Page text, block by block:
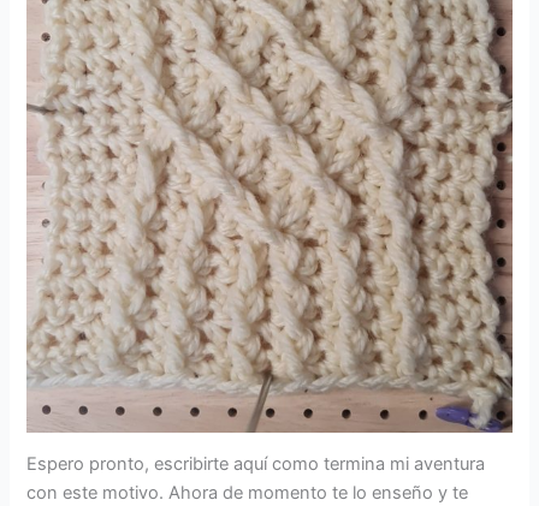
Espero pronto, escribirte aquí como termina mi aventura
con este motivo. Ahora de momento te lo enseño y te